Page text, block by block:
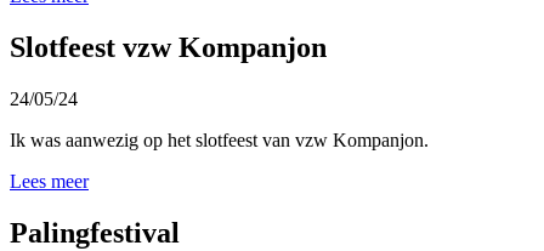
Slotfeest vzw Kompanjon
24/05/24
Ik was aanwezig op het slotfeest van vzw Kompanjon.
Lees meer
Palingfestival